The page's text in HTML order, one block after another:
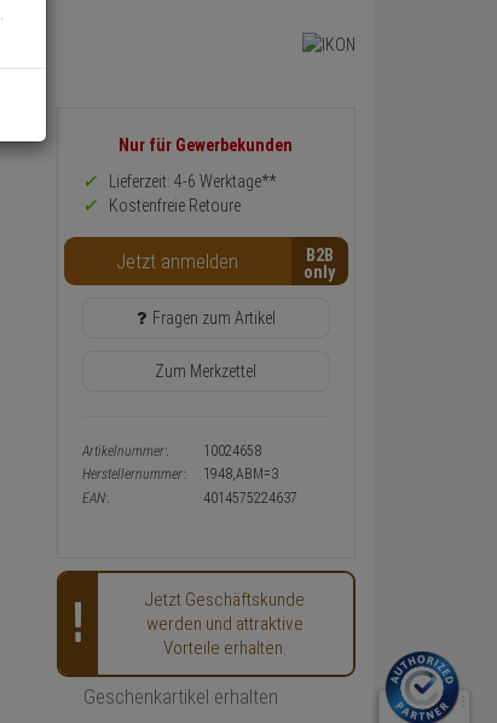
Informationen
Preis,
Verfügbakeit
Warenkorb-
oder
Konfigurieren-
Nur für Gewerbekunden
Lieferzeit: 4-6 Werktage**
Kostenfreie Retoure
Jetzt anmelden B2B
Fragen zum Artikel
Zum Merkzettel
Artikelnummer:
10024658
Herstellernummer:
1948,ABM=3
EAN:
4014575224637
Jetzt Geschäftskunde
werden und attraktive
Vorteile erhalten.
Geschenkartikel erhalten